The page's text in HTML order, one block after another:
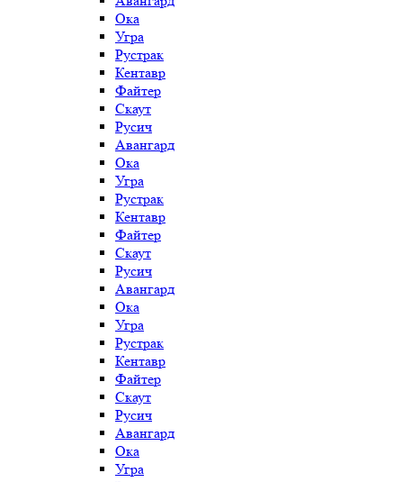
Ока
Угра
Рустрак
Кентавр
Файтер
Скаут
Русич
Авангард
Ока
Угра
Рустрак
Кентавр
Файтер
Скаут
Русич
Авангард
Ока
Угра
Рустрак
Кентавр
Файтер
Скаут
Русич
Авангард
Ока
Угра